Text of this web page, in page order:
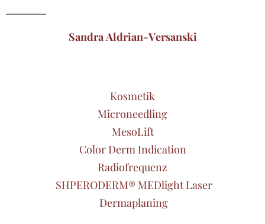
Sandra Aldrian-Versanski
Kosmetik
Microneedling
MesoLift
Color Derm Indication
Radiofrequenz
SHPERODERM® MEDlight Laser
Dermaplaning